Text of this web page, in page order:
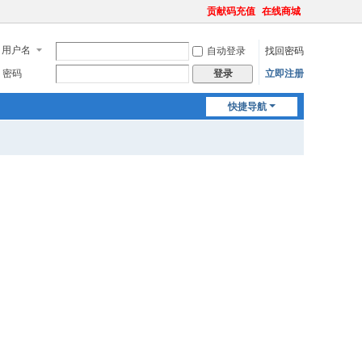
贡献码充值 在线商城
用户名 自动登录
找回密码
密码
登录 立即注册
快捷导航